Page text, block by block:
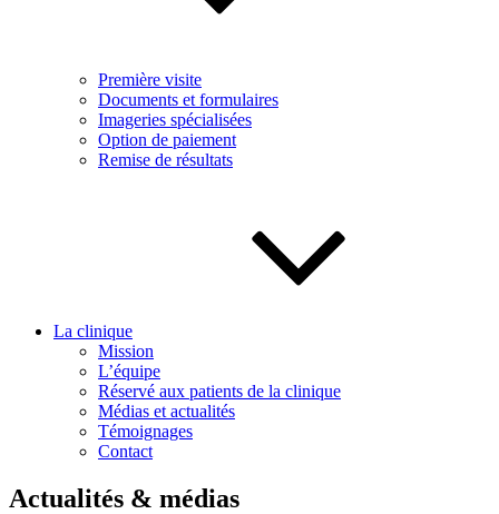
Première visite
Documents et formulaires
Imageries spécialisées
Option de paiement
Remise de résultats
La clinique
Mission
L’équipe
Réservé aux patients de la clinique
Médias et actualités
Témoignages
Contact
Actualités & médias